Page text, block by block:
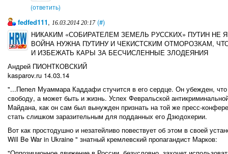
(ответить)
fedfed111, 16.03.2014 20:17 (#)
НИКАКИМ «СОБИРАТЕЛЕМ ЗЕМЕЛЬ РУССКИХ» ПУТИН НЕ
ВОЙНА НУЖНА ПУТИНУ И ЧЕКИСТСКИМ ОТМОРОЗКАМ,
И ИЗБЕЖАТЬ КАРЫ ЗА БЕСЧИСЛЕННЫЕ ЗЛОДЕЯНИЯ
Андрей ПИОНТКОВСКИЙ
kasparov.ru 14.03.14
"...Пепел Муаммара Каддафи стучится в его сердце. Он убежден, что
свободу, а может быть и жизнь. Успех Февральской
Майдана, как он сам был вынужден признать на той же пресс-
стать слишком заразительным для подданных его Дзюдохерии.
Вот как простодушно и незатейливо повествует об этом в своей
Will Be War in Ukraine " знатный кремлевский пропагандист Марков: